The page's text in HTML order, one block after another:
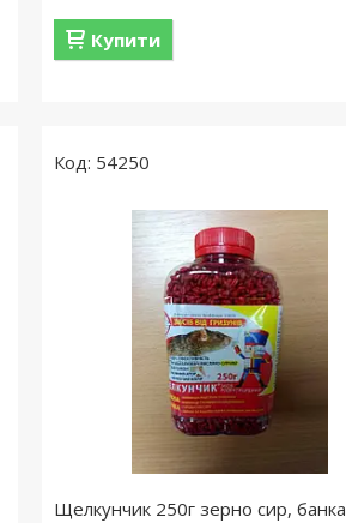
Купити
54250
Щелкунчик 250г зерно сир, банка